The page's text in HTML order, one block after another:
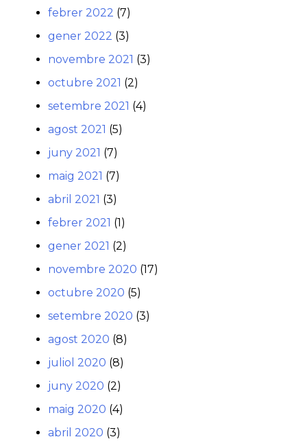
febrer 2022 (7)
gener 2022 (3)
novembre 2021 (3)
octubre 2021 (2)
setembre 2021 (4)
agost 2021 (5)
juny 2021 (7)
maig 2021 (7)
abril 2021 (3)
febrer 2021 (1)
gener 2021 (2)
novembre 2020 (17)
octubre 2020 (5)
setembre 2020 (3)
agost 2020 (8)
juliol 2020 (8)
juny 2020 (2)
maig 2020 (4)
abril 2020 (3)